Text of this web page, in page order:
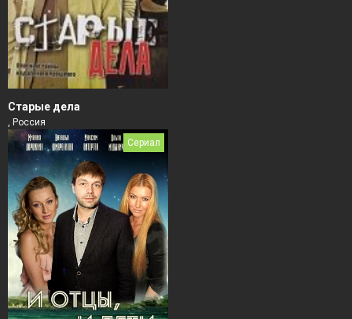
Старые дела
, Россия
Сериал